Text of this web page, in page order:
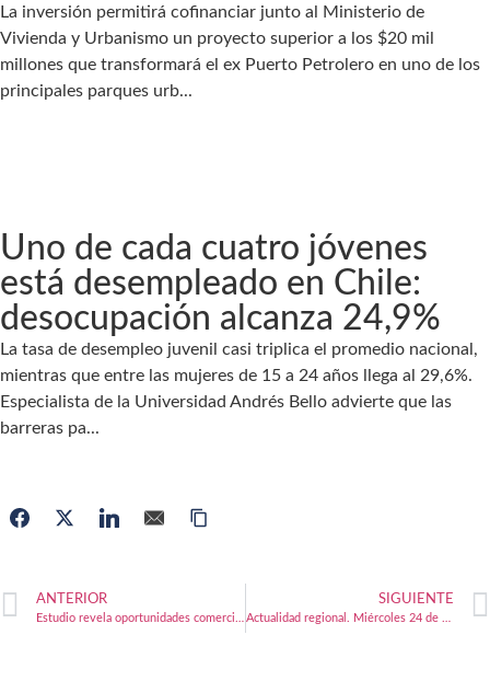
La inversión permitirá cofinanciar junto al Ministerio de
Vivienda y Urbanismo un proyecto superior a los $20 mil
millones que transformará el ex Puerto Petrolero en uno de los
principales parques urb...
Uno de cada cuatro jóvenes
está desempleado en Chile:
desocupación alcanza 24,9%
La tasa de desempleo juvenil casi triplica el promedio nacional,
mientras que entre las mujeres de 15 a 24 años llega al 29,6%.
Especialista de la Universidad Andrés Bello advierte que las
barreras pa...
ANTERIOR SIGUIENTE